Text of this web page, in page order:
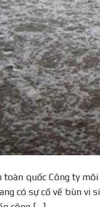
quốc Công ty
có sự cố về bùn